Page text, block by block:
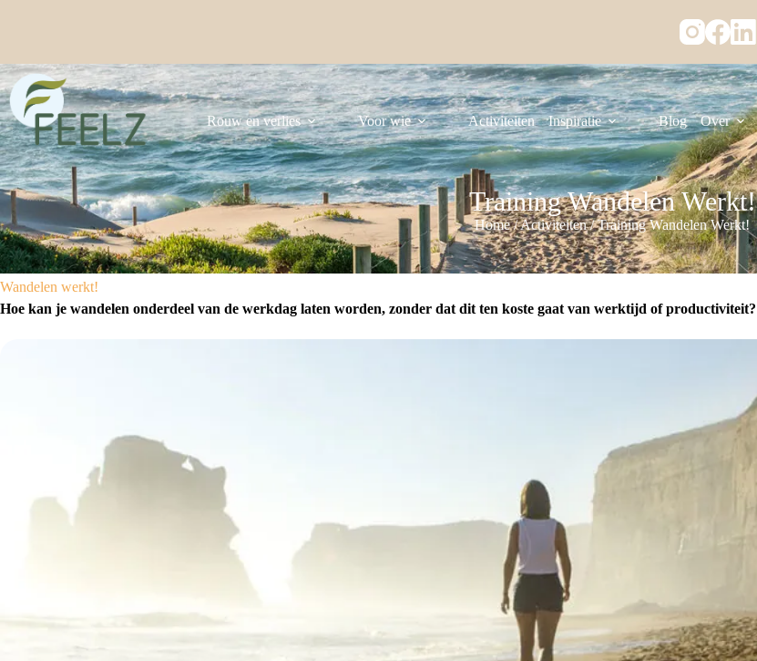
Rouw en verlies Voor wie Activiteiten Inspiratie Blog Over
Training Wandelen Werkt!
Home/Activiteiten/Training Wandelen Werkt!
Wandelen werkt!
Hoe kan je wandelen onderdeel van de werkdag laten worden, zonder dat dit ten koste gaat van werktijd of productiviteit?